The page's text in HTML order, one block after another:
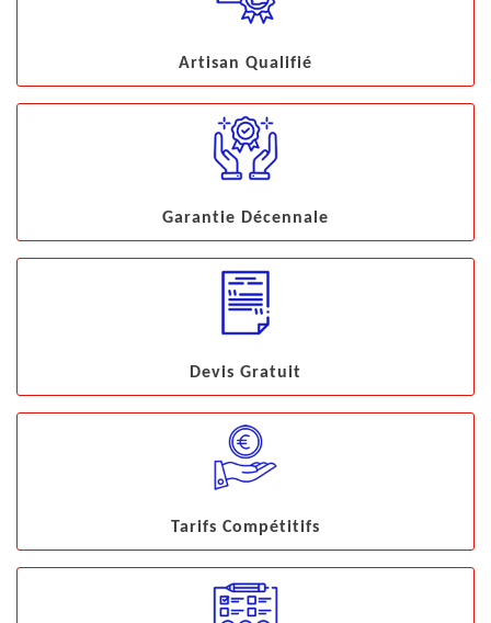
Artisan Qualifié
Garantie Décennale
Devis Gratuit
Tarifs Compétitifs